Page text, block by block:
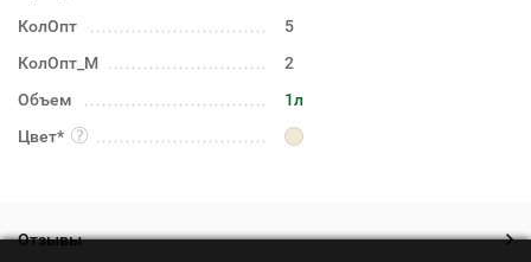
КолОпт
5
КолОпт_М
2
Объем
1л
Цвет*
Отзывы